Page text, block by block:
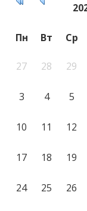
Пн Вт Ср
27 28 29
3 4 5
10 11 12
17 18 19
24 25 26